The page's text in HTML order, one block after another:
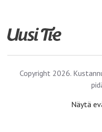
Copyright 2026.
Näytä